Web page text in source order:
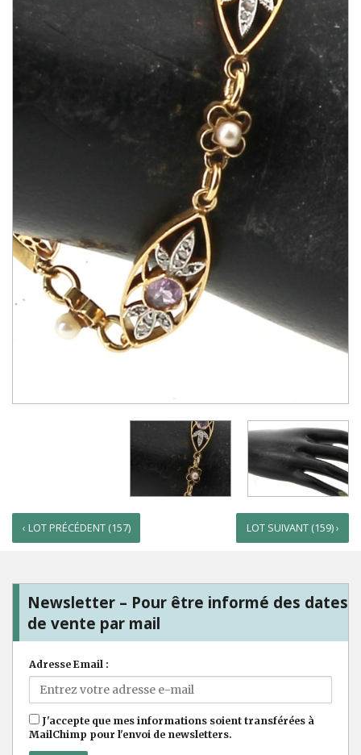
‹ LOT PRÉCÉDENT (157) LOT SUIVANT (159) ›
Newsletter – Pour être informé des dates
de vente par mail
Adresse Email :
J'accepte que mes informations soient transférées à
MailChimp pour l'envoi de newsletters.